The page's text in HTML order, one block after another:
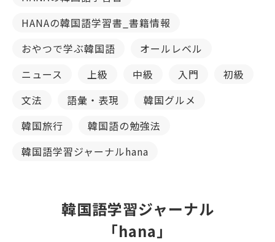
HANAの韓国語学習書_書籍情報
おやつで学ぶ韓国語
オールレベル
ニュース
上級 中級 入門
初級
文法
語彙・表現
韓国グルメ
韓国旅行
韓国語の勉強法
韓国語学習ジャーナルhana
韓国語学習ジャーナル
「hana」